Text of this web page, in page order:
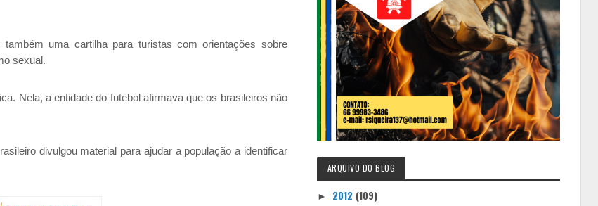
uma cartilha para turistas com orientações sobre
sexual.
Nela, a entidade do futebol afirmava que os brasileiros não
divulgou material para ajudar a população a identificar
ARQUIVO DO BLOG
► 2012 (109)